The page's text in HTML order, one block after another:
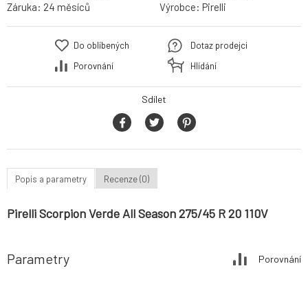
Záruka: 24 měsíců Výrobce: Pirelli
Do oblíbených
Porovnání
Dotaz prodejci
Hlídání
Sdílet
Popis a parametry Recenze (0)
Pirelli Scorpion Verde All Season 275/45 R 20 110V
Parametry Porovnání